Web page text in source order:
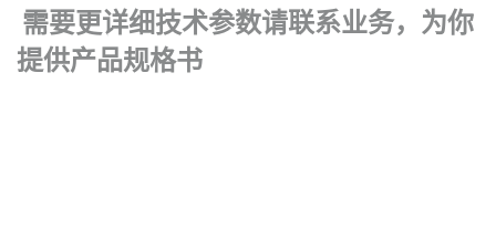
需要更详细技术参数请联系业务，为你
提供产品规格书